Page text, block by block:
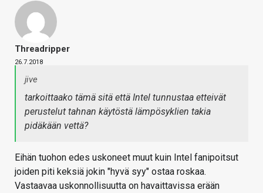
Threadripper
26.7.2018
jive
tarkoittaako tämä sitä että Intel tunnustaa etteivät
perustelut tahnan käytöstä lämpösyklien takia
pidäkään vettä?
Eihän tuohon edes uskoneet muut kuin Intel fanipoitsut
joiden piti keksiä jokin "hyvä syy" ostaa roskaa.
Vastaavaa uskonnollisuutta on havaittavissa erään